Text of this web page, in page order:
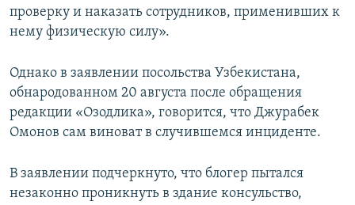
проверку и наказать сотрудников, применивших к
нему физическую силу».
Однако в заявлении посольства Узбекистана,
обнародованном 20 августа после обращения
редакции «Озодлика», говорится, что Джурабек
Омонов сам виноват в случившемся инциденте.
В заявлении подчеркнуто, что блогер пытался
незаконно проникнуть в здание консульство,